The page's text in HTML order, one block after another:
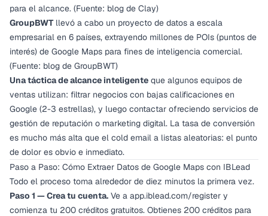
para el alcance. (Fuente: blog de Clay)
GroupBWTllevó a cabo un proyecto de datos a escala
empresarial en 6 países, extrayendo millones de POIs (puntos de
interés) de Google Maps para fines de inteligencia comercial.
(Fuente: blog de GroupBWT)
Una táctica de alcance inteligente que algunos equipos de
ventas utilizan: filtrar negocios con bajas calificaciones en
Google (2-3 estrellas), y luego contactar ofreciendo servicios de
gestión de reputación o marketing digital. La tasa de conversión
es mucho más alta que el cold email a listas aleatorias: el punto
de dolor es obvio e inmediato.
Paso a Paso: Cómo Extraer Datos de Google Maps con IBLead
Todo el proceso toma alrededor de diez minutos la primera vez.
Paso 1 — Crea tu cuenta. Ve a app.iblead.com/register y
comienza tu 200 créditos gratuitos. Obtienes 200 créditos para